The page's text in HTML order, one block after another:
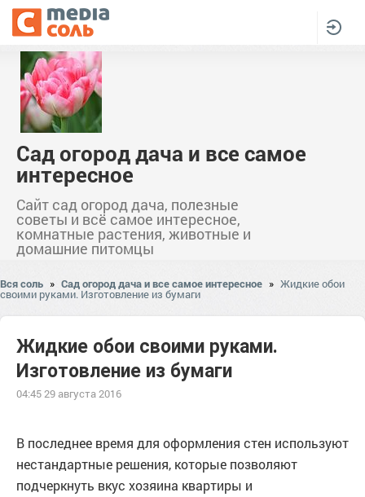
Сад огород дача и все самое
интересное
Сайт сад огород дача, полезные
советы и всё самое интересное,
комнатные растения, животные и
домашние питомцы
Вся соль » Сад огород дача и все самое интересное » Жидкие обои
своими руками. Изготовление из бумаги
Жидкие обои своими руками.
Изготовление из бумаги
04:45 29 августа 2016
В последнее время для оформления стен используют
нестандартные решения, которые позволяют
подчеркнуть вкус хозяина квартиры и